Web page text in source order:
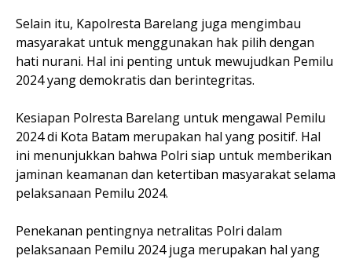
Selain itu, Kapolresta Barelang juga mengimbau
masyarakat untuk menggunakan hak pilih dengan
hati nurani. Hal ini penting untuk mewujudkan Pemilu
2024 yang demokratis dan berintegritas.
Kesiapan Polresta Barelang untuk mengawal Pemilu
2024 di Kota Batam merupakan hal yang positif. Hal
ini menunjukkan bahwa Polri siap untuk memberikan
jaminan keamanan dan ketertiban masyarakat selama
pelaksanaan Pemilu 2024.
Penekanan pentingnya netralitas Polri dalam
pelaksanaan Pemilu 2024 juga merupakan hal yang